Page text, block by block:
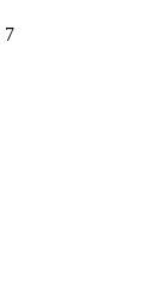
7